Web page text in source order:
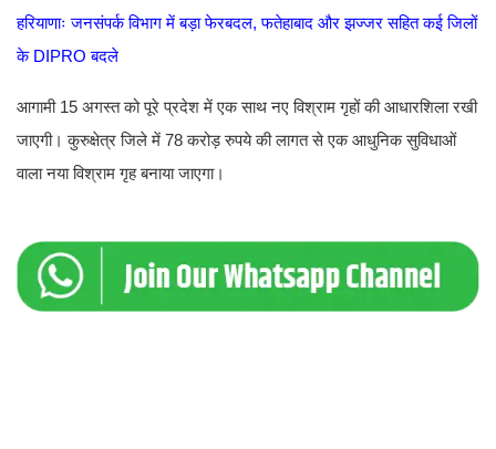
हरियाणाः जनसंपर्क विभाग में बड़ा फेरबदल, फतेहाबाद और झज्जर सहित कई जिलों
के DIPRO बदले
आगामी 15 अगस्त को पूरे प्रदेश में एक साथ नए विश्राम गृहों की आधारशिला रखी
जाएगी। कुरुक्षेत्र जिले में 78 करोड़ रुपये की लागत से एक आधुनिक सुविधाओं
वाला नया विश्राम गृह बनाया जाएगा।